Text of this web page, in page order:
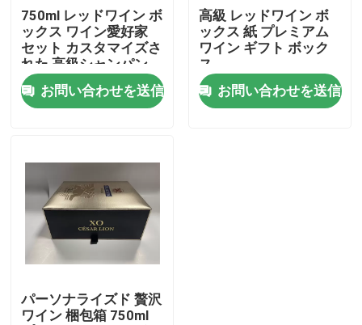
わたしたち に つい て
工場 ツアー
品質管理
連絡 ください
ニュース
引金 を 求め て ください
ペーパー ギフト用の箱
750ml レッドワイン ボ
ックス ワイン愛好家
セット カスタマイズさ
れた 高級シャンパン
ボックス
お問い合わせを送信
高級 レッドワイン ボ
ックス 紙 プレミアム
ワイン ギフト ボック
ス
お問い合わせを送信
パーソナライズド 贅沢
ワイン 梱包箱 750ml